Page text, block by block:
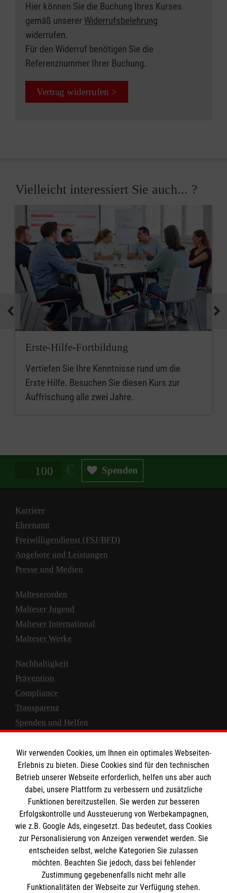
Hier können Sie die Buchung Ihres Kurses
gemäß unserer Widerrufsbelehrung
widerrufen.
Für den Widerruf benötigen Sie die
Referenznummer Ihrer Buchung.
Vertrag widerrufen >
Vielleicht interessiert Sie auch... ?
Erste-Hilfe-Fortbildung
Vertiefen Sie Ihre Kenntnisse rund um die
Erste Hilfe. Besuchen Sie diesen Kurs zur
Auffrischung alle zwei Jahre.
Spendenbetrag in Euro Spenden
Karriere
Ehrenamt
Freiwilligendienst (FSJ/BFD)
Angebote und Leistungen
Presse und Medien
Malteserorden
Malteser Jugend
Malteser International
Malteser Werke
Nachhaltigkeit
Prävention
Compliance
Transparenz
Spenden und Helfen
Empfänger: Malteser Hilfsdienst e.V.
IBAN: DE10 3706 0120 1201 2000 12
BIC: GENODED 1PA7
Wir verwenden Cookies, um Ihnen ein optimales Webseiten-
Erlebnis zu bieten. Diese Cookies sind für den technischen
Betrieb unserer Webseite erforderlich, helfen uns aber auch
dabei, unsere Plattform zu verbessern und zusätzliche
Funktionen bereitzustellen. Sie werden zur besseren
Erfolgskontrolle und Aussteuerung von Werbekampagnen,
wie z.B. Google Ads, eingesetzt. Das bedeutet, dass Cookies
zur Personalisierung von Anzeigen verwendet werden. Sie
entscheiden selbst, welche Kategorien Sie zulassen
möchten. Beachten Sie jedoch, dass bei fehlender
Zustimmung gegebenenfalls nicht mehr alle
Funktionalitäten der Webseite zur Verfügung stehen.